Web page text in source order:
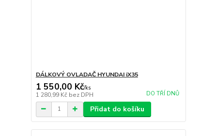
DÁLKOVÝ OVLADAČ HYUNDAI iX35
1 550,00 Kč/ks
1 280,99 Kč bez DPH DO TŘÍ DNŮ
Přidat do košíku